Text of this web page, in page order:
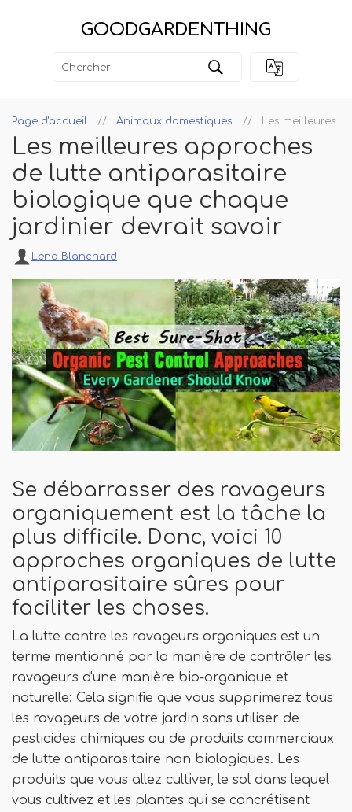
GOODGARDENTHING
Page d'accueil Animaux domestiques Les meilleures
Les meilleures approches
de lutte antiparasitaire
biologique que chaque
jardinier devrait savoir
Lena Blanchard
Se débarrasser des ravageurs
organiquement est la tâche la
plus difficile. Donc, voici 10
approches organiques de lutte
antiparasitaire sûres pour
faciliter les choses.
La lutte contre les ravageurs organiques est un
terme mentionné par la manière de contrôler les
ravageurs d'une manière bio-organique et
naturelle; Cela signifie que vous supprimerez tous
les ravageurs de votre jardin sans utiliser de
pesticides chimiques ou de produits commerciaux
de lutte antiparasitaire non biologiques. Les
produits que vous allez cultiver, le sol dans lequel
vous cultivez et les plantes qui se concrétisent